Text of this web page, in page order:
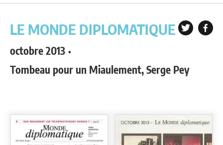
LE MONDE DIPLOMATIQUE
octobre 2013 •
Tombeau pour un Miaulement, Serge Pey